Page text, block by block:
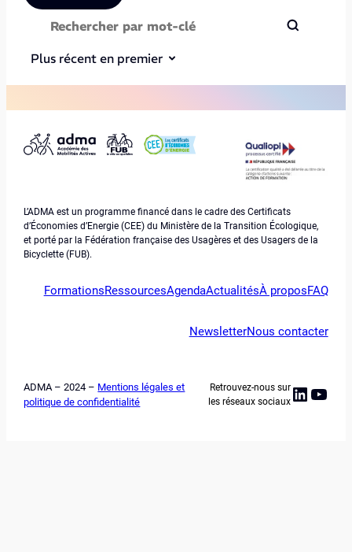
Plus récent en premier
L’ADMA est un programme financé dans le cadre des Certificats
d’Économies d’Energie (CEE) du Ministère de la Transition Écologique,
et porté par la Fédération française des Usagères et des Usagers de la
Bicyclette (FUB).
FormationsRessourcesAgendaActualitésÀ proposFAQ
NewsletterNous contacter
ADMA – 2024 – Mentions légales et
politique de confidentialité
Retrouvez-nous sur
les réseaux sociaux